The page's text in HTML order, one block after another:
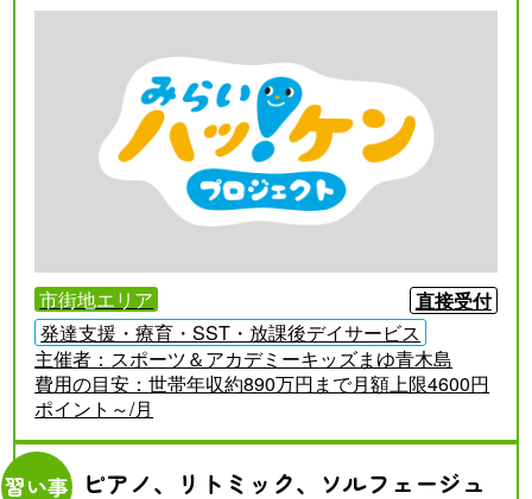
市街地エリア
直接受付
発達支援・療育・SST・放課後デイサービス
主催者： スポーツ＆アカデミーキッズまゆ青木島
費用の目安：世帯年収約890万円まで月額上限4600円
ポイント～/月
習い事 ピアノ、リトミック、ソルフェージュ